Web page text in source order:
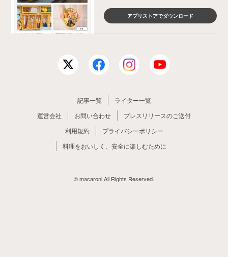
アプリストアでダウンロード
記事一覧
ライター一覧
運営会社
お問い合わせ
プレスリリースのご送付
利用規約
プライバシーポリシー
料理をおいしく、安全に楽しむために
© macaroni All Rights Reserved.